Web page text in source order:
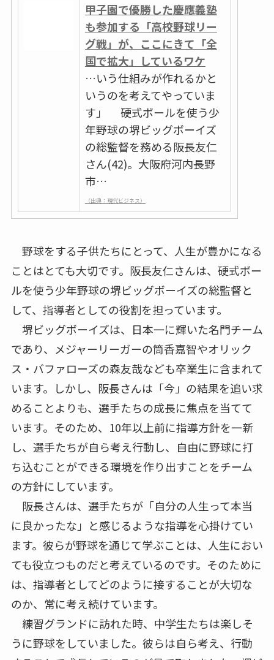
甲子園で優勝した慶應義塾
も参加する「高校野球リー
グ戦」が、ここにきて「全
国で拡大」しているワケ
…いう仕組みが作れるかと
いうのを考えてやっていま
す」 硬式ボールを使う少
年野球の堺ビッグボーイズ
の総監督を務める阪長友仁
さん(42)。大阪府河内長野
市…
（出典：現代ビジネス）
野球をする子供たちにとって、人生が豊かになる
ことはとても大切です。阪長友仁さんは、硬式ボー
ルを使う少年野球の堺ビッグボーイズの総監督と
して、指導者としての役割を担っています。
堺ビッグボーイズは、日本一に輝いた名門チーム
であり、メジャーリーガーの筒香嘉智やオリック
ス・バファローズの森友哉なども卒業生に含まれて
います。しかし、阪長さんは「今」の結果を追い求
めることよりも、選手たちの成長に焦点を当てて
います。そのため、10年以上前に指導方針を一新
し、選手たちが自ら考え行動し、自由に野球に打
ち込むことができる環境を作り出すことをチーム
の方針にしています。
阪長さんは、選手たちが「自分の人生って本当
に良かったな」と感じるような指導を心掛けてい
ます。彼らが野球を通じて学ぶことは、人生におい
ても役立つものだと考えているのです。そのために
は、指導者としてどのように接することが大切な
のか、常に考え続けています。
練習グランドに訪れた時、中学生たちは楽しそ
うに野球をしていました。彼らは自ら考え、行動